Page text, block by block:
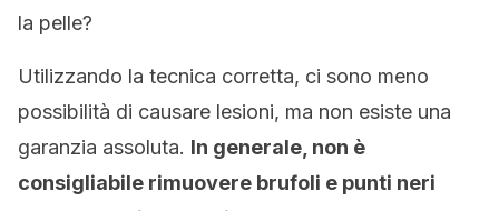
la pelle?
Utilizzando la tecnica corretta, ci sono meno
possibilità di causare lesioni, ma non esiste una
garanzia assoluta. In generale, non è
consigliabile rimuovere brufoli e punti neri